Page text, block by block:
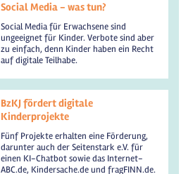
Social Media - was tun?
Social Media für Erwachsene sind
ungeeignet für Kinder. Verbote sind aber
zu einfach, denn Kinder haben ein Recht
auf digitale Teilhabe.
BzKJ fördert digitale
Kinderprojekte
Fünf Projekte erhalten eine Förderung,
darunter auch der Seitenstark e.V. für
einen KI-Chatbot sowie das Internet-
ABC.de, Kindersache.de und fragFINN.de.